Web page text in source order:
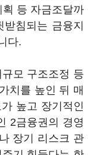
등 자금조달까
침되는 금융지
다.
모 구조조정 등
치를 높인 뒤 매
높고 장기적인
2금융권의 경영
장기 리스크 관